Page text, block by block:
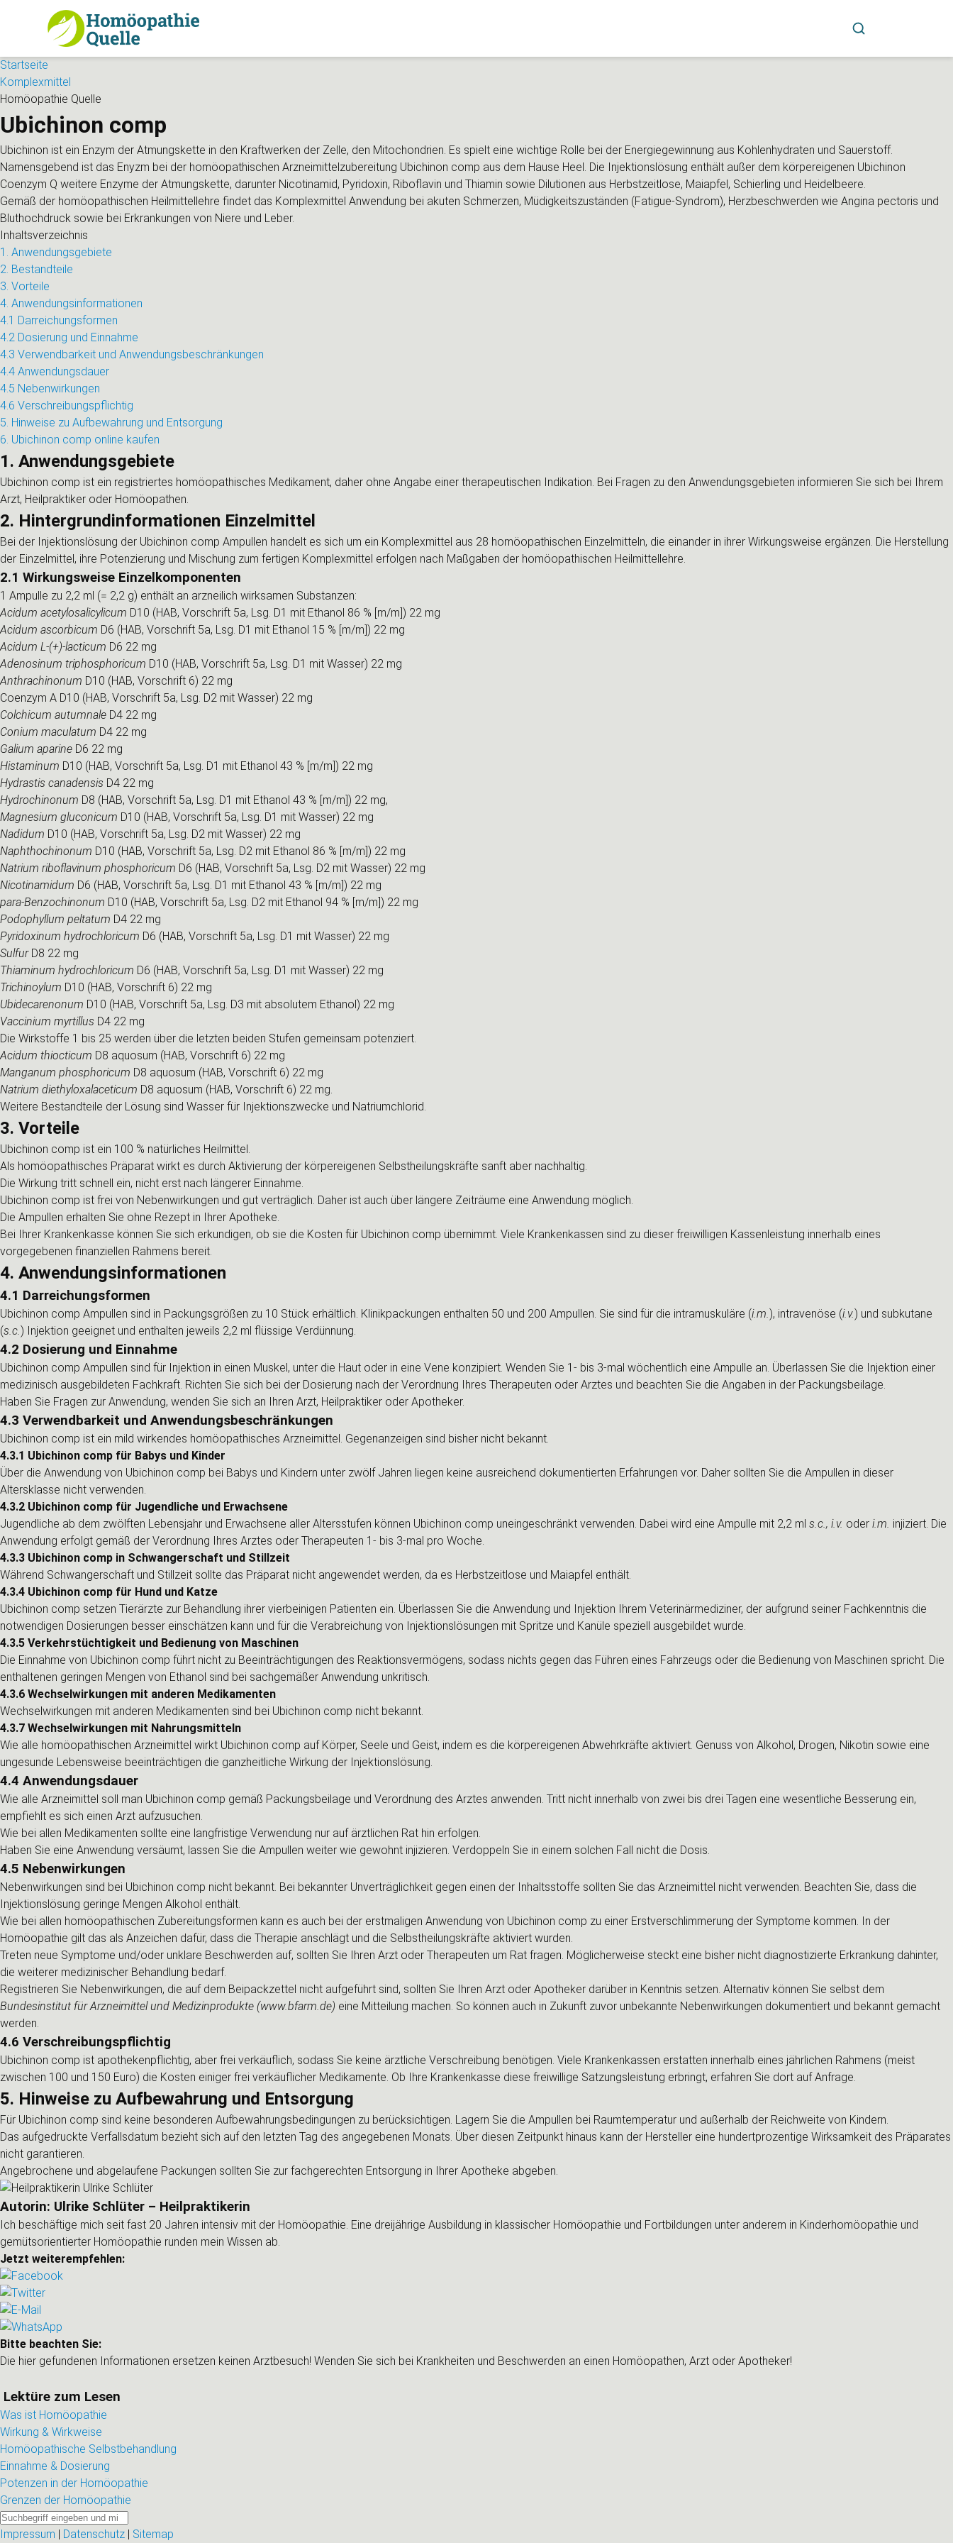
Startseite
Komplexmittel
Homöopathie Quelle
Ubichinon comp
Ubichinon ist ein Enzym der Atmungskette in den Kraftwerken der Zelle, den Mitochondrien. Es spielt eine wichtige Rolle bei der Energiegewinnung aus Kohlenhydraten und Sauerstoff.
Namensgebend ist das Enyzm bei der homöopathischen Arzneimittelzubereitung Ubichinon comp aus dem Hause Heel. Die Injektionslösung enthält außer dem körpereigenen Ubichinon
Coenzym Q weitere Enzyme der Atmungskette, darunter Nicotinamid, Pyridoxin, Riboflavin und Thiamin sowie Dilutionen aus Herbstzeitlose, Maiapfel, Schierling und Heidelbeere.
Gemäß der homöopathischen Heilmittellehre findet das Komplexmittel Anwendung bei akuten Schmerzen, Müdigkeitszuständen (Fatigue-Syndrom), Herzbeschwerden wie Angina pectoris und
Bluthochdruck sowie bei Erkrankungen von Niere und Leber.
Inhaltsverzeichnis
1. Anwendungsgebiete
2. Bestandteile
3. Vorteile
4. Anwendungsinformationen
4.1 Darreichungsformen
4.2 Dosierung und Einnahme
4.3 Verwendbarkeit und Anwendungsbeschränkungen
4.4 Anwendungsdauer
4.5 Nebenwirkungen
4.6 Verschreibungspflichtig
5. Hinweise zu Aufbewahrung und Entsorgung
6. Ubichinon comp online kaufen
1. Anwendungsgebiete
Ubichinon comp ist ein registriertes homöopathisches Medikament, daher ohne Angabe einer therapeutischen Indikation. Bei Fragen zu den Anwendungsgebieten informieren Sie sich bei Ihrem
Arzt, Heilpraktiker oder Homöopathen.
2. Hintergrundinformationen Einzelmittel
Bei der Injektionslösung der Ubichinon comp Ampullen handelt es sich um ein Komplexmittel aus 28 homöopathischen Einzelmitteln, die einander in ihrer Wirkungsweise ergänzen. Die Herstellung
der Einzelmittel, ihre Potenzierung und Mischung zum fertigen Komplexmittel erfolgen nach Maßgaben der homöopathischen Heilmittellehre.
2.1 Wirkungsweise Einzelkomponenten
1 Ampulle zu 2,2 ml (= 2,2 g) enthält an arzneilich wirksamen Substanzen:
Acidum acetylosalicylicum D10 (HAB, Vorschrift 5a, Lsg. D1 mit Ethanol 86 % [m/m]) 22 mg
Acidum ascorbicum D6 (HAB, Vorschrift 5a, Lsg. D1 mit Ethanol 15 % [m/m]) 22 mg
Acidum L-(+)-lacticum D6 22 mg
Adenosinum triphosphoricum D10 (HAB, Vorschrift 5a, Lsg. D1 mit Wasser) 22 mg
Anthrachinonum D10 (HAB, Vorschrift 6) 22 mg
Coenzym A D10 (HAB, Vorschrift 5a, Lsg. D2 mit Wasser) 22 mg
Colchicum autumnale D4 22 mg
Conium maculatum D4 22 mg
Galium aparine D6 22 mg
Histaminum D10 (HAB, Vorschrift 5a, Lsg. D1 mit Ethanol 43 % [m/m]) 22 mg
Hydrastis canadensis D4 22 mg
Hydrochinonum D8 (HAB, Vorschrift 5a, Lsg. D1 mit Ethanol 43 % [m/m]) 22 mg,
Magnesium gluconicum D10 (HAB, Vorschrift 5a, Lsg. D1 mit Wasser) 22 mg
Nadidum D10 (HAB, Vorschrift 5a, Lsg. D2 mit Wasser) 22 mg
Naphthochinonum D10 (HAB, Vorschrift 5a, Lsg. D2 mit Ethanol 86 % [m/m]) 22 mg
Natrium riboflavinum phosphoricum D6 (HAB, Vorschrift 5a, Lsg. D2 mit Wasser) 22 mg
Nicotinamidum D6 (HAB, Vorschrift 5a, Lsg. D1 mit Ethanol 43 % [m/m]) 22 mg
para-Benzochinonum D10 (HAB, Vorschrift 5a, Lsg. D2 mit Ethanol 94 % [m/m]) 22 mg
Podophyllum peltatum D4 22 mg
Pyridoxinum hydrochloricum D6 (HAB, Vorschrift 5a, Lsg. D1 mit Wasser) 22 mg
SulfurD8 22 mg
Thiaminum hydrochloricum D6 (HAB, Vorschrift 5a, Lsg. D1 mit Wasser) 22 mg
Trichinoylum D10 (HAB, Vorschrift 6) 22 mg
Ubidecarenonum D10 (HAB, Vorschrift 5a, Lsg. D3 mit absolutem Ethanol) 22 mg
Vaccinium myrtillus D4 22 mg
Die Wirkstoffe 1 bis 25 werden über die letzten beiden Stufen gemeinsam potenziert.
Acidum thiocticum D8 aquosum (HAB, Vorschrift 6) 22 mg
Manganum phosphoricum D8 aquosum (HAB, Vorschrift 6) 22 mg
Natrium diethyloxalaceticum D8 aquosum (HAB, Vorschrift 6) 22 mg.
Weitere Bestandteile der Lösung sind Wasser für Injektionszwecke und Natriumchlorid.
3. Vorteile
Ubichinon comp ist ein 100 % natürliches Heilmittel.
Als homöopathisches Präparat wirkt es durch Aktivierung der körpereigenen Selbstheilungskräfte sanft aber nachhaltig.
Die Wirkung tritt schnell ein, nicht erst nach längerer Einnahme.
Ubichinon comp ist frei von Nebenwirkungen und gut verträglich. Daher ist auch über längere Zeiträume eine Anwendung möglich.
Die Ampullen erhalten Sie ohne Rezept in Ihrer Apotheke.
Bei Ihrer Krankenkasse können Sie sich erkundigen, ob sie die Kosten für Ubichinon comp übernimmt. Viele Krankenkassen sind zu dieser freiwilligen Kassenleistung innerhalb eines
vorgegebenen finanziellen Rahmens bereit.
4. Anwendungsinformationen
4.1 Darreichungsformen
Ubichinon comp Ampullen sind in Packungsgrößen zu 10 Stück erhältlich. Klinikpackungen enthalten 50 und 200 Ampullen. Sie sind für die intramuskuläre (i.m.), intravenöse (i.v.) und subkutane
(s.c.) Injektion geeignet und enthalten jeweils 2,2 ml flüssige Verdünnung.
4.2 Dosierung und Einnahme
Ubichinon comp Ampullen sind für Injektion in einen Muskel, unter die Haut oder in eine Vene konzipiert. Wenden Sie 1- bis 3-mal wöchentlich eine Ampulle an. Überlassen Sie die Injektion einer
medizinisch ausgebildeten Fachkraft. Richten Sie sich bei der Dosierung nach der Verordnung Ihres Therapeuten oder Arztes und beachten Sie die Angaben in der Packungsbeilage.
Haben Sie Fragen zur Anwendung, wenden Sie sich an Ihren Arzt, Heilpraktiker oder Apotheker.
4.3 Verwendbarkeit und Anwendungsbeschränkungen
Ubichinon comp ist ein mild wirkendes homöopathisches Arzneimittel. Gegenanzeigen sind bisher nicht bekannt.
4.3.1 Ubichinon comp für Babys und Kinder
Über die Anwendung von Ubichinon comp bei Babys und Kindern unter zwölf Jahren liegen keine ausreichend dokumentierten Erfahrungen vor. Daher sollten Sie die Ampullen in dieser
Altersklasse nicht verwenden.
4.3.2 Ubichinon comp für Jugendliche und Erwachsene
Jugendliche ab dem zwölften Lebensjahr und Erwachsene aller Altersstufen können Ubichinon comp uneingeschränkt verwenden. Dabei wird eine Ampulle mit 2,2 ml s.c., i.v. oder i.m. injiziert. Die
Anwendung erfolgt gemäß der Verordnung Ihres Arztes oder Therapeuten 1- bis 3-mal pro Woche.
4.3.3 Ubichinon comp in Schwangerschaft und Stillzeit
Während Schwangerschaft und Stillzeit sollte das Präparat nicht angewendet werden, da es Herbstzeitlose und Maiapfel enthält.
4.3.4 Ubichinon comp für Hund und Katze
Ubichinon comp setzen Tierärzte zur Behandlung ihrer vierbeinigen Patienten ein. Überlassen Sie die Anwendung und Injektion Ihrem Veterinärmediziner, der aufgrund seiner Fachkenntnis die
notwendigen Dosierungen besser einschätzen kann und für die Verabreichung von Injektionslösungen mit Spritze und Kanüle speziell ausgebildet wurde.
4.3.5 Verkehrstüchtigkeit und Bedienung von Maschinen
Die Einnahme von Ubichinon comp führt nicht zu Beeinträchtigungen des Reaktionsvermögens, sodass nichts gegen das Führen eines Fahrzeugs oder die Bedienung von Maschinen spricht. Die
enthaltenen geringen Mengen von Ethanol sind bei sachgemäßer Anwendung unkritisch.
4.3.6 Wechselwirkungen mit anderen Medikamenten
Wechselwirkungen mit anderen Medikamenten sind bei Ubichinon comp nicht bekannt.
4.3.7 Wechselwirkungen mit Nahrungsmitteln
Wie alle homöopathischen Arzneimittel wirkt Ubichinon comp auf Körper, Seele und Geist, indem es die körpereigenen Abwehrkräfte aktiviert. Genuss von Alkohol, Drogen, Nikotin sowie eine
ungesunde Lebensweise beeinträchtigen die ganzheitliche Wirkung der Injektionslösung.
4.4 Anwendungsdauer
Wie alle Arzneimittel soll man Ubichinon comp gemäß Packungsbeilage und Verordnung des Arztes anwenden. Tritt nicht innerhalb von zwei bis drei Tagen eine wesentliche Besserung ein,
empfiehlt es sich einen Arzt aufzusuchen.
Wie bei allen Medikamenten sollte eine langfristige Verwendung nur auf ärztlichen Rat hin erfolgen.
Haben Sie eine Anwendung versäumt, lassen Sie die Ampullen weiter wie gewohnt injizieren. Verdoppeln Sie in einem solchen Fall nicht die Dosis.
4.5 Nebenwirkungen
Nebenwirkungen sind bei Ubichinon comp nicht bekannt. Bei bekannter Unverträglichkeit gegen einen der Inhaltsstoffe sollten Sie das Arzneimittel nicht verwenden. Beachten Sie, dass die
Injektionslösung geringe Mengen Alkohol enthält.
Wie bei allen homöopathischen Zubereitungsformen kann es auch bei der erstmaligen Anwendung von Ubichinon comp zu einer Erstverschlimmerung der Symptome kommen. In der
Homöopathie gilt das als Anzeichen dafür, dass die Therapie anschlägt und die Selbstheilungskräfte aktiviert wurden.
Treten neue Symptome und/oder unklare Beschwerden auf, sollten Sie Ihren Arzt oder Therapeuten um Rat fragen. Möglicherweise steckt eine bisher nicht diagnostizierte Erkrankung dahinter,
die weiterer medizinischer Behandlung bedarf.
Registrieren Sie Nebenwirkungen, die auf dem Beipackzettel nicht aufgeführt sind, sollten Sie Ihren Arzt oder Apotheker darüber in Kenntnis setzen. Alternativ können Sie selbst dem
Bundesinstitut für Arzneimittel und Medizinprodukte (www.bfarm.de) eine Mitteilung machen. So können auch in Zukunft zuvor unbekannte Nebenwirkungen dokumentiert und bekannt gemacht
werden.
4.6 Verschreibungspflichtig
Ubichinon comp ist apothekenpflichtig, aber frei verkäuflich, sodass Sie keine ärztliche Verschreibung benötigen. Viele Krankenkassen erstatten innerhalb eines jährlichen Rahmens (meist
zwischen 100 und 150 Euro) die Kosten einiger frei verkäuflicher Medikamente. Ob Ihre Krankenkasse diese freiwillige Satzungsleistung erbringt, erfahren Sie dort auf Anfrage.
5. Hinweise zu Aufbewahrung und Entsorgung
Für Ubichinon comp sind keine besonderen Aufbewahrungsbedingungen zu berücksichtigen. Lagern Sie die Ampullen bei Raumtemperatur und außerhalb der Reichweite von Kindern.
Das aufgedruckte Verfallsdatum bezieht sich auf den letzten Tag des angegebenen Monats. Über diesen Zeitpunkt hinaus kann der Hersteller eine hundertprozentige Wirksamkeit des Präparates
nicht garantieren.
Angebrochene und abgelaufene Packungen sollten Sie zur fachgerechten Entsorgung in Ihrer Apotheke abgeben.
Autorin: Ulrike Schlüter – Heilpraktikerin
Ich beschäftige mich seit fast 20 Jahren intensiv mit der Homöopathie. Eine dreijährige Ausbildung in klassischer Homöopathie und Fortbildungen unter anderem in Kinderhomöopathie und
gemütsorientierter Homöopathie runden mein Wissen ab.
Jetzt weiterempfehlen:
Bitte beachten Sie:
Die hier gefundenen Informationen ersetzen keinen Arztbesuch! Wenden Sie sich bei Krankheiten und Beschwerden an einen Homöopathen, Arzt oder Apotheker!
Lektüre zum Lesen
Was ist Homöopathie
Wirkung & Wirkweise
Homöopathische Selbstbehandlung
Einnahme & Dosierung
Potenzen in der Homöopathie
Grenzen der Homöopathie
Impressum | Datenschutz | Sitemap